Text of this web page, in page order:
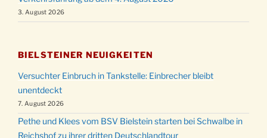
3. August 2026
BIELSTEINER NEUIGKEITEN
Versuchter Einbruch in Tankstelle: Einbrecher bleibt
unentdeckt
7. August 2026
Pethe und Klees vom BSV Bielstein starten bei Schwalbe in
Reichshof zu ihrer dritten Deutschlandtour